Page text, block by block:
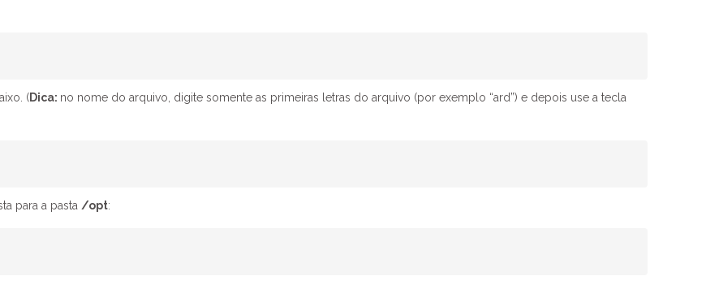
(Dica: no nome do arquivo, digite somente as primeiras letras do arquivo (por exemplo “ard”) e depois use a tecla
para a pasta /opt: